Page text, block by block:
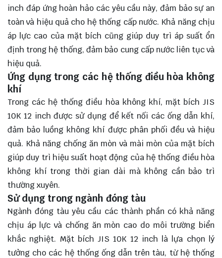
inch đáp ứng hoàn hảo các yêu cầu này, đảm bảo sự an
toàn và hiệu quả cho hệ thống cấp nước. Khả năng chịu
áp lực cao của mặt bích cũng giúp duy trì áp suất ổn
định trong hệ thống, đảm bảo cung cấp nước liên tục và
hiệu quả.
Ứng dụng trong các hệ thống điều hòa không
khí
Trong các hệ thống điều hòa không khí, mặt bích JIS
10K 12 inch được sử dụng để kết nối các ống dẫn khí,
đảm bảo luồng không khí được phân phối đều và hiệu
quả. Khả năng chống ăn mòn và mài mòn của mặt bích
giúp duy trì hiệu suất hoạt động của hệ thống điều hòa
không khí trong thời gian dài mà không cần bảo trì
thường xuyên.
Sử dụng trong ngành đóng tàu
Ngành đóng tàu yêu cầu các thành phần có khả năng
chịu áp lực và chống ăn mòn cao do môi trường biển
khắc nghiệt. Mặt bích JIS 10K 12 inch là lựa chọn lý
tưởng cho các hệ thống ống dẫn trên tàu, từ hệ thống